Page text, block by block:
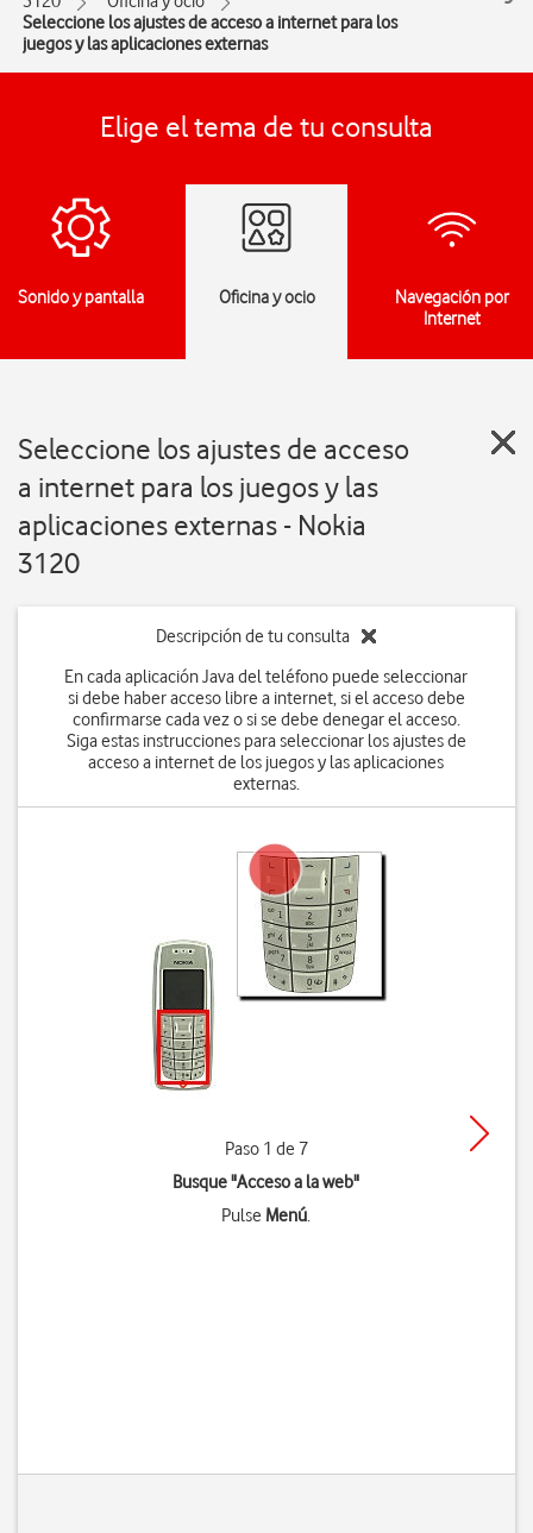
Seleccione los ajustes de acceso a internet para los
juegos y las aplicaciones externas
Elige el tema de tu consulta
Sonido y pantalla Oficina y ocio
Navegación por
Internet
Seleccione los ajustes de acceso
a internet para los juegos y las
aplicaciones externas - Nokia
3120
Descripción de tu consulta
En cada aplicación Java del teléfono puede seleccionar
si debe haber acceso libre a internet, si el acceso debe
confirmarse cada vez o si se debe denegar el acceso.
Siga estas instrucciones para seleccionar los ajustes de
acceso a internet de los juegos y las aplicaciones
externas.
Paso 1 de 7
Busque "Acceso a la web"
Pulse Menú.